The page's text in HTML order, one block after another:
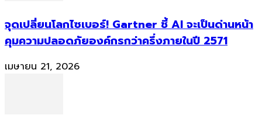
จุดเปลี่ยนโลกไซเบอร์! Gartner ชี้ AI จะเป็นด่านหน้า
คุมความปลอดภัยองค์กรกว่าครึ่งภายในปี 2571
เมษายน 21, 2026